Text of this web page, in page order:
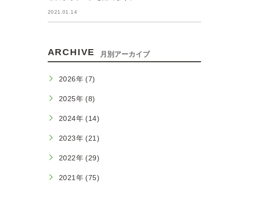
2021.01.14
ARCHIVE 月別アーカイブ
2026年 (7)
2025年 (8)
2024年 (14)
2023年 (21)
2022年 (29)
2021年 (75)